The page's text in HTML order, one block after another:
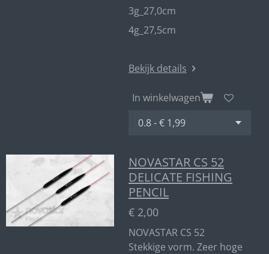
3g_27,0cm
4g_27,5cm
Bekijk details
In winkelwagen
NOVASTAR CS 52
DELICATE FISHING
PENCIL
€ 2,00
NOVASTAR CS 52
Stekkige vorm. Zeer hoge